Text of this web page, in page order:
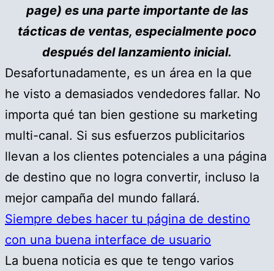
page) es una parte importante de las
tácticas de ventas, especialmente poco
después del lanzamiento inicial.
Desafortunadamente, es un área en la que
he visto a demasiados vendedores fallar. No
importa qué tan bien gestione su marketing
multi-canal. Si sus esfuerzos publicitarios
llevan a los clientes potenciales a una página
de destino que no logra convertir, incluso la
mejor campaña del mundo fallará.
Siempre debes hacer tu página de destino
con una buena interface de usuario
La buena noticia es que te tengo varios